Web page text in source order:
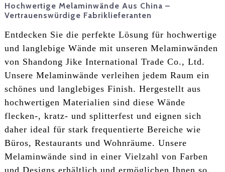
Hochwertige Melaminwände Aus China –
Vertrauenswürdige Fabriklieferanten
Entdecken Sie die perfekte Lösung für hochwertige
und langlebige Wände mit unseren Melaminwänden
von Shandong Jike International Trade Co., Ltd.
Unsere Melaminwände verleihen jedem Raum ein
schönes und langlebiges Finish. Hergestellt aus
hochwertigen Materialien sind diese Wände
flecken-, kratz- und splitterfest und eignen sich
daher ideal für stark frequentierte Bereiche wie
Büros, Restaurants und Wohnräume. Unsere
Melaminwände sind in einer Vielzahl von Farben